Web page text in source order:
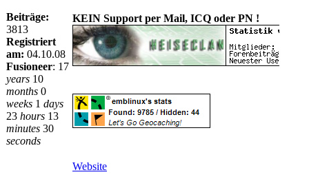
Beiträge:
3813
Registriert
am: 04.10.08
Fusioneer: 17
years 10
months 0
weeks 1 days
23 hours 13
minutes 30
seconds
KEIN Support per Mail, ICQ oder PN !
Website